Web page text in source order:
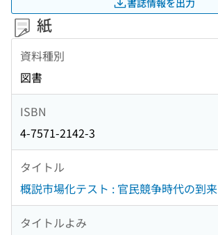
紙
資料種別
図書
ISBN
4-7571-2142-3
タイトル
概説市場化テスト : 官民競争時代の到来
タイトルよみ